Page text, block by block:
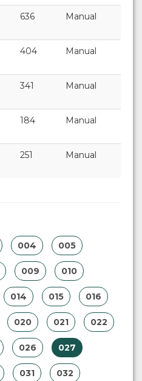
636 Manual
404 Manual
341 Manual
184 Manual
251 Manual
004 005
009 010
014 015 016
020 021 022
026 027
031 032